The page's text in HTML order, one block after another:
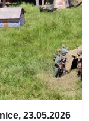
23.05.2026